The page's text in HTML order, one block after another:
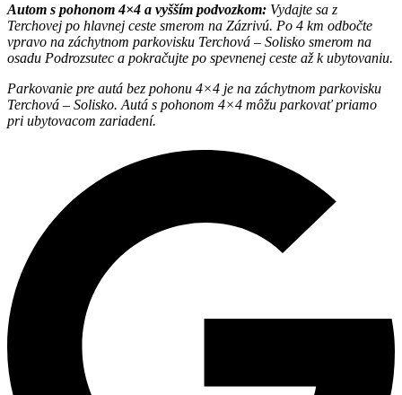
Autom s pohonom 4×4 a vyšším podvozkom: Vydajte sa z
Terchovej po hlavnej ceste smerom na Zázrivú. Po 4 km odbočte
vpravo na záchytnom parkovisku Terchová – Solisko smerom na
osadu Podrozsutec a pokračujte po spevnenej ceste až k ubytovaniu.
Parkovanie pre autá bez pohonu 4×4 je na záchytnom parkovisku
Terchová – Solisko. Autá s pohonom 4×4 môžu parkovať priamo
pri ubytovacom zariadení.